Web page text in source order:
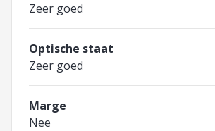
Zeer goed
Optische staat
Zeer goed
Marge
Nee